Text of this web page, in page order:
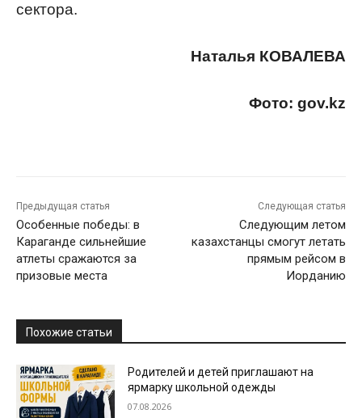
сектора.
Наталья КОВАЛЕВА
Фото: gov.kz
Предыдущая статья
Особенные победы: в
Караганде сильнейшие
атлеты сражаются за
призовые места
Следующая статья
Следующим летом
казахстанцы смогут летать
прямым рейсом в
Иорданию
Похожие статьи
Родителей и детей приглашают на
ярмарку школьной одежды
07.08.2026